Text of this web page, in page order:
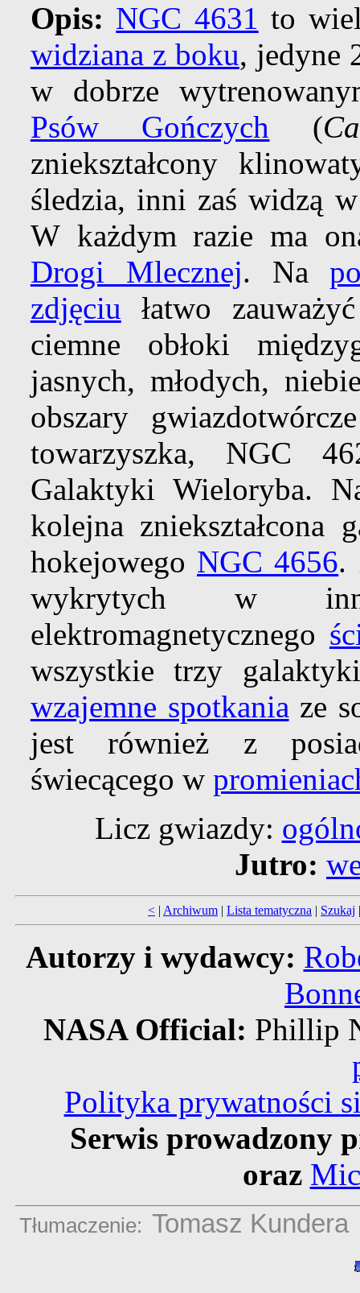
Opis: NGC 4631 to
widziana z boku, jedyne
w dobrze
Psów Gończych (
zniekształcony
śledzia, inni zaś widzą
W każdym razie ma
Drogi Mlecznej. Na
zdjęciu łatwo
ciemne obłoki
jasnych, młodych,
obszary
towarzyszka, NGC
Galaktyki Wieloryba.
kolejna zniekształcona
hokejowego NGC 4656.
wykrytych w
elektromagnetycznego
wszystkie trzy
wzajemne spotkania ze
jest również z
świecącego w
Licz gwiazdy:
Jutro:
< | Archiwum | Lista tematyczna | Szukaj
Autorzy i wydawcy:
NASA Official: Phillip
Polityka prywatności
Serwis prowadzony
oraz
Tłumaczenie: Tomasz Kundera